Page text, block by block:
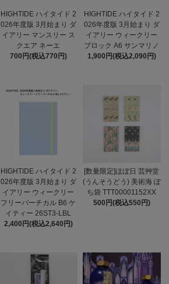
HIGHTIDE ハイタイド 2
026年度版 3月始まり ダ
イアリー マンスリー ス
クエア ネーエ
700円(税込770円)
HIGHTIDE ハイタイド 2
026年度版 3月始まり ダ
イアリー ウィークリー
ブロック A6 サンマリノ
1,900円(税込2,090円)
HIGHTIDE ハイタイド 2
026年度版 3月始まり ダ
イアリー ウィークリー
フリーバーチカル B6 ケ
イティー 26ST3-LBL
2,400円(税込2,640円)
[数量限定]ほぼ日 芸艸堂
(うんそうどう) 美術海 ぽ
ち袋 TTT00001152XX
500円(税込550円)